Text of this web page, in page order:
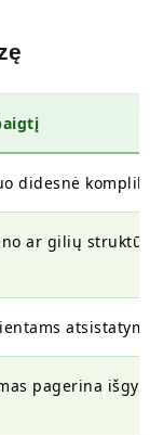
didesnė
ar gilių
pagerina